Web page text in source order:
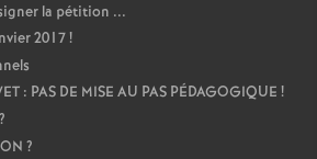
la pétition ...
2017!
: PAS DE MISE AU PAS PÉDAGOGIQUE !
?
?